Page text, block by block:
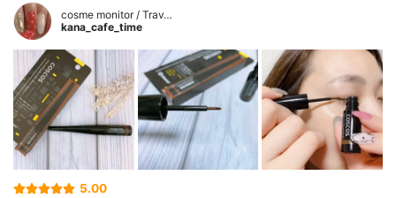
cosme monitor / Trav…
kana_cafe_time
5.00